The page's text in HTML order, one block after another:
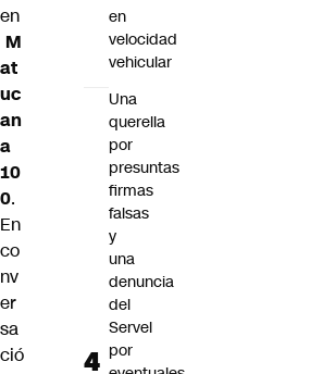
en
M
at
uc
an
a
10
0.
En
co
nv
er
sa
ció
en
velocidad
vehicular
Una
querella
por
presuntas
firmas
falsas
y
una
denuncia
del
Servel
por